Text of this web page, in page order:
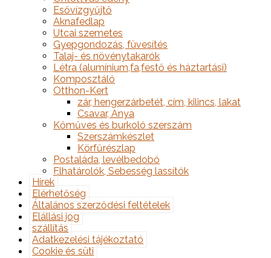
Esővízgyűjtő
Aknafedlap
Utcai szemetes
Gyepgondozás, füvesítés
Talaj- és növénytakarók
Létra (alumínium,fa,festő és háztartási)
Komposztáló
Otthon-Kert
zár, hengerzárbetét, cím, kilincs, lakat
Csavar, Anya
Kőműves és burkoló szerszám
Szerszámkészlet
Körfűrészlap
Postaláda, levélbedobó
Elhatárolók, Sebesség lassítók
Hírek
Elérhetőség
Általános szerződési feltételek
Elállási jog
szállítás
Adatkezelési tájékoztató
Cookie és süti